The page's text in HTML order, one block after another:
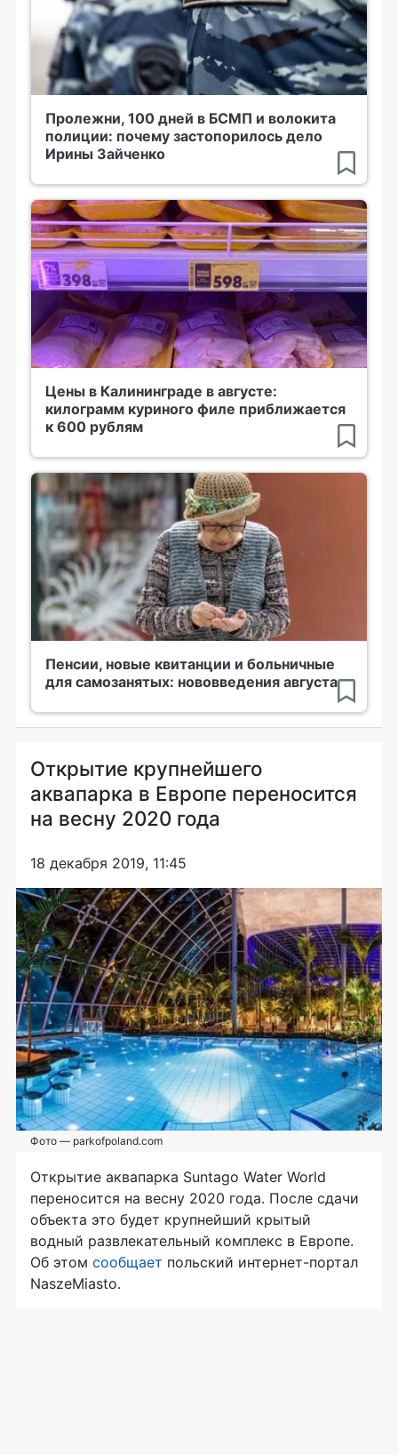
Пролежни, 100 дней в БСМП и волокита
полиции: почему застопорилось дело
Ирины Зайченко
Цены в Калининграде в августе:
килограмм куриного филе приближается
к 600 рублям
Пенсии, новые квитанции и больничные
для самозанятых: нововведения августа
Открытие крупнейшего
аквапарка в Европе переносится
на весну 2020 года
18 декабря 2019, 11:45
Фото — parkofpoland.com
Открытие аквапарка Suntago Water World
переносится на весну 2020 года. После сдачи
объекта это будет крупнейший крытый
водный развлекательный комплекс в Европе.
Об этом сообщает польский интернет-портал
NaszeMiasto.